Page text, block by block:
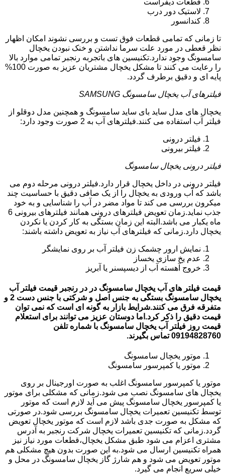
لاستیک دور درب
کندانسور
تا زمانی که تمامی قطعات فوق تست و بررسی نشوند امکان اظهار
نظر قعطی در مورد علت سرما نداشتن و خنک نبودن یخچال
سامسونگ وجود ندارد.تکنیسین های باتجربه رنجبر تمامی موارد بالا
را رعایت می کنند تا مشکل یخچال مشتریان عزیز به صورت 100%
پایه ای و دقیق برطرف گردد.
فیلترهای آب یخچال سامسونگ SAMSUNG
یخچال های مدل ساید بای ساید سامسونگ و همچنین مدل دوقلو از
فیلتر آب استفاده می کنند.فیلترهای آب به 2 صورت وجود دارد:
فیلتر درونی
فیلتر بیرونی
فیلتر درونی یخچال سامسونگ
فیلتر درونی در داخل یخچال قرار دارد.فیلتر درونی مرحله دوم می
باشد که آب ورودی به یخچال را از یک صافی دقیق با حساسیت چند
میکرون بررسی می کند تا مواد مضر در آب را شناسایی و به خود
جذب نماید.زمان تعویض فیلترهای درونی همانند فیلترهای بیرونی 6
ماه یکبار می باشد.البته این زمان بستگی به کار کردن یا نکردن
یخچال دارد.زمانی که فیلترهای آب نیاز به تعویض داشته باشند:
نمایش ارور چشمک زن فیلتر آب بر روی نمایشگر
عدم یخ سازی یخساز
خروج آهسته آب از دیسپسنر یا آبریز
قیمت فیلتر های آب یخچال سامسونگ در در رنجبر قیمت فیلتر آب
یخچال سامسونگ بستگی به جنس اصل و شرکتی با جنس دست 2 و
متفرقه فرق می کنند.شرایط بازار به گونه ای است که نمی توان
قیمت دقیق را ذکر کرد.اما دوستان عزیز می توانند برای استعلام
قیمت روز فیلتر آب یخچال سامسونگ با شماره تلفن
09194828760 تماس بگیرند.
موتور یخچال سامسونگ
موتور یا کمپرسور سامسونگ
موتور یا کمپرسور سامسونگ اغلب به صورت اورجینال بر روی
یخچال های سامسونگ نصب می شود.زمانی که مشکلی برای موتور
یا کمپرسور یخچال سامسونگ پیش می آید لازم است که موتور
توسط تکنیسین تعمیرات یخچال سامسونگ بررسی شود.در صورتی
که مشکل به صورت جدی باشد لازم است که موتور یخچال تعویض
گردد.زمانی که تکنیسین تعمیرات یخچال شرکت رنجبر به آدرس
مشتری اعزام می شود طبق مشکل یخچال،قطعات مورد نیاز نیز
همراه تکنیسین ارسال می شود.به این صورت بدون هیچ مشکلی هم
موتور تعویض می شود و هم شارژ گاز یخچال سامسونگ در محل و
خیلی سریع انجام می گیرد.